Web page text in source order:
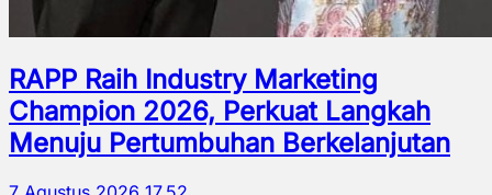
RAPP Raih Industry Marketing
Champion 2026, Perkuat Langkah
Menuju Pertumbuhan Berkelanjutan